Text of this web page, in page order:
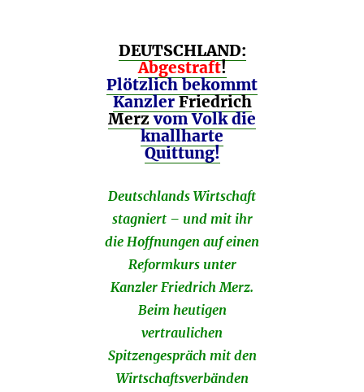
DEUTSCHLAND:
Abgestraft!
Plötzlich bekommt
KanzlerFriedrich
Merzvom Volk die
knallharte
Quittung!
Deutschlands Wirtschaft
stagniert – und mit ihr
die Hoffnungen auf einen
Reformkurs unter
Kanzler Friedrich Merz.
Beim heutigen
vertraulichen
Spitzengespräch mit den
Wirtschaftsverbänden